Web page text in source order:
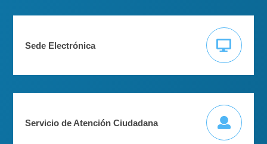
Sede Electrónica
Servicio de Atención Ciudadana